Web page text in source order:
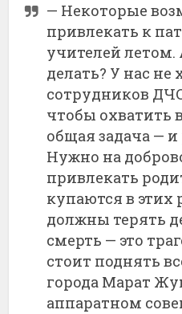
— Некоторые
привлекать к
учителей летом.
делать? У нас не
сотрудников
чтобы охватить
общая задача —
Нужно на
привлекать
купаются в этих
должны терять
смерть — это
стоит поднять
города Марат
аппаратном